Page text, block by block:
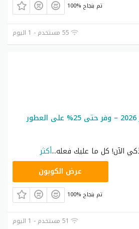
100% تم بنجاح
55 مستخدم - 1 اليوم
كود خصم دكنة للعطور 2026 – وفر حتى 25% على العطور
الآن! كل ما عليك فعله...أكثر
عرض الكوبون
100% تم بنجاح
51 مستخدم - 1 اليوم